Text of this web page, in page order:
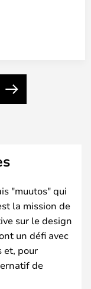
Suivant
"muutos" qui
la mission de
sur le design
un défi avec
et, pour
de